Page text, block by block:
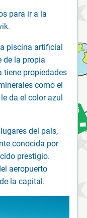
para ir a la
piscina artificial
de la propia
tiene propiedades
como el
da el color azul
del país,
conocida por
prestigio.
aeropuerto
la capital.